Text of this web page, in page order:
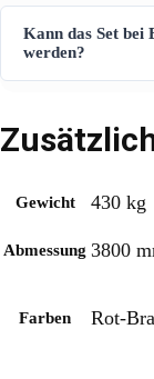
Kann das Set bei
werden?
Gewicht 430 kg
Abmessung 3800
Farben Rot-